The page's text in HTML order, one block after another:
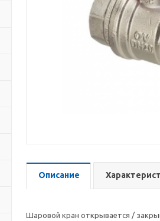
Описание
Шаровой кран открывается /